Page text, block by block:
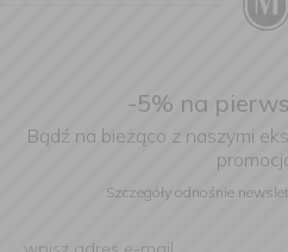
-5% na
Bądź na bieżąco z naszymi
Szczegóły odnośnie